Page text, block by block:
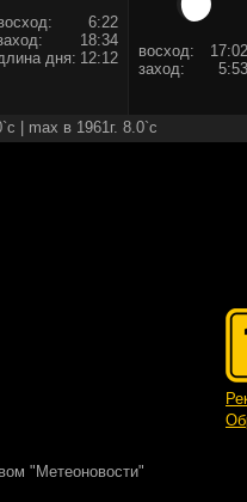
6:22
18:34
дня: 12:12 восход:
17:02
заход:
5:53
| max в 1961г. 8.0`c
"Метеоновости"